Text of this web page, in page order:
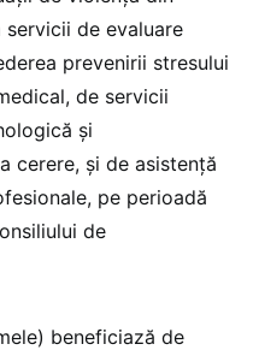
de evaluare
prevenirii stresului
de servicii
și
cerere, și de asistență
pe perioadă
de
beneficiază de